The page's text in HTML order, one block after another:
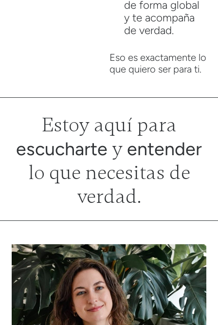
de forma global
y te acompaña
de verdad.
Eso es exactamente lo
que quiero ser para ti.
Estoy aquí para
escucharte y entender
lo que necesitas de
verdad.